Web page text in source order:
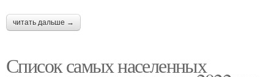
читать дальше →
Список самых населенных